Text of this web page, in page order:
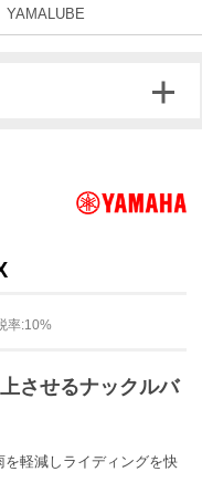
YAMALUBE
率:10%
させるナックルバ
軽減しライディングを快